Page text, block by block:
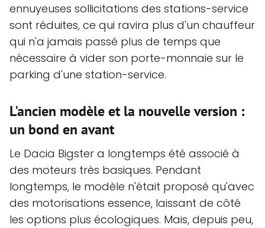
ennuyeuses sollicitations des stations-service
sont réduites, ce qui ravira plus d'un chauffeur
qui n'a jamais passé plus de temps que
nécessaire à vider son porte-monnaie sur le
parking d'une station-service.
L'ancien modèle et la nouvelle version :
un bond en avant
Le Dacia Bigster a longtemps été associé à
des moteurs très basiques. Pendant
longtemps, le modèle n'était proposé qu'avec
des motorisations essence, laissant de côté
les options plus écologiques. Mais, depuis peu,